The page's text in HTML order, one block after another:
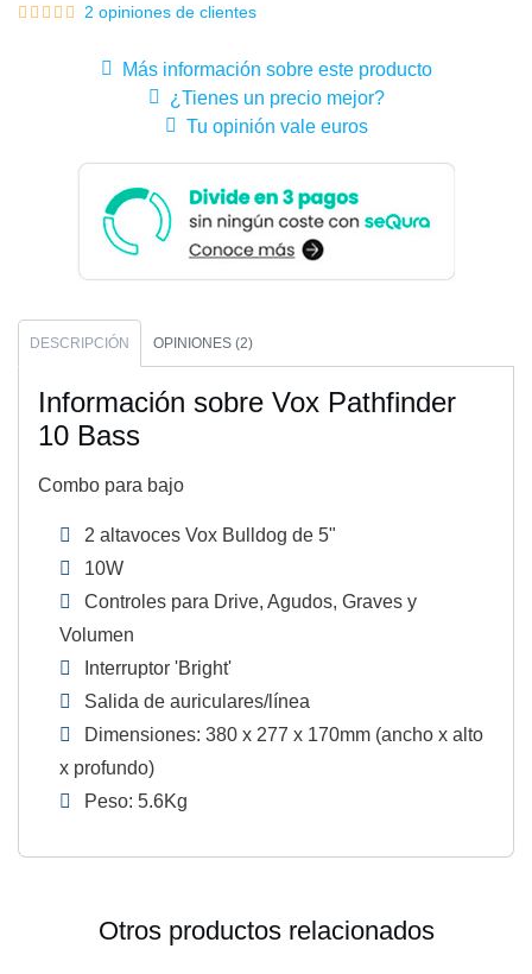
2 opiniones de clientes
Más información sobre este producto
¿Tienes un precio mejor?
Tu opinión vale euros
DESCRIPCIÓN OPINIONES (2)
Información sobre Vox Pathfinder
10 Bass
Combo para bajo
2 altavoces Vox Bulldog de 5"
10W
Controles para Drive, Agudos, Graves y
Volumen
Interruptor 'Bright'
Salida de auriculares/línea
Dimensiones: 380 x 277 x 170mm (ancho x alto
x profundo)
Peso: 5.6Kg
Otros productos relacionados